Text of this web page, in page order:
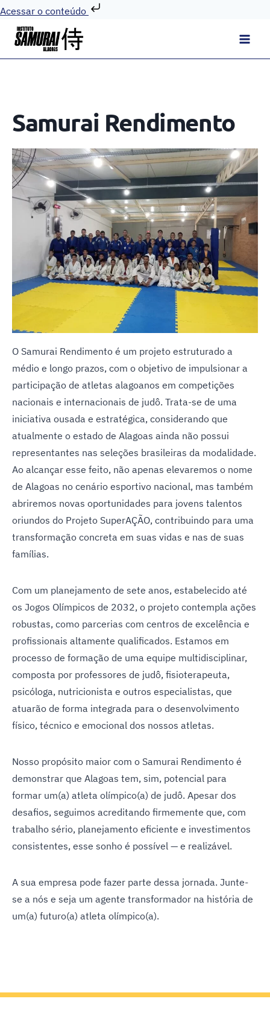
Acessar o conteúdo
Pular
para
o
Samurai Rendimento
O Samurai Rendimento é um projeto estruturado a
médio e longo prazos, com o objetivo de impulsionar a
participação de atletas alagoanos em competições
nacionais e internacionais de judô. Trata-se de uma
iniciativa ousada e estratégica, considerando que
atualmente o estado de Alagoas ainda não possui
representantes nas seleções brasileiras da modalidade.
Ao alcançar esse feito, não apenas elevaremos o nome
de Alagoas no cenário esportivo nacional, mas também
abriremos novas oportunidades para jovens talentos
oriundos do Projeto SuperAÇÃO, contribuindo para uma
transformação concreta em suas vidas e nas de suas
famílias.
Com um planejamento de sete anos, estabelecido até
os Jogos Olímpicos de 2032, o projeto contempla ações
robustas, como parcerias com centros de excelência e
profissionais altamente qualificados. Estamos em
processo de formação de uma equipe multidisciplinar,
composta por professores de judô, fisioterapeuta,
psicóloga, nutricionista e outros especialistas, que
atuarão de forma integrada para o desenvolvimento
físico, técnico e emocional dos nossos atletas.
Nosso propósito maior com o Samurai Rendimento é
demonstrar que Alagoas tem, sim, potencial para
formar um(a) atleta olímpico(a) de judô. Apesar dos
desafios, seguimos acreditando firmemente que, com
trabalho sério, planejamento eficiente e investimentos
consistentes, esse sonho é possível — e realizável.
A sua empresa pode fazer parte dessa jornada. Junte-
se a nós e seja um agente transformador na história de
um(a) futuro(a) atleta olímpico(a).